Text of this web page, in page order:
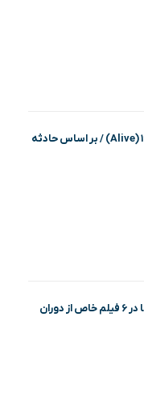
معرفی فیلم زنده ۱۹۹۳ (Alive) / بر اساس حادثه
تجزیه و تحلیل رنگ ها در ۶ فیلم خاص از دوران